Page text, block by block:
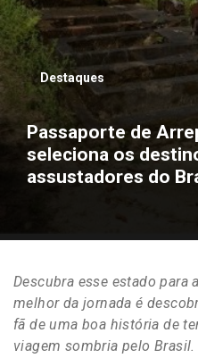
Destaques
Passaporte de
seleciona os
assustadores do
Descubra esse estado para
melhor da jornada é
fã de uma boa história de
viagem sombria pelo Brasil.